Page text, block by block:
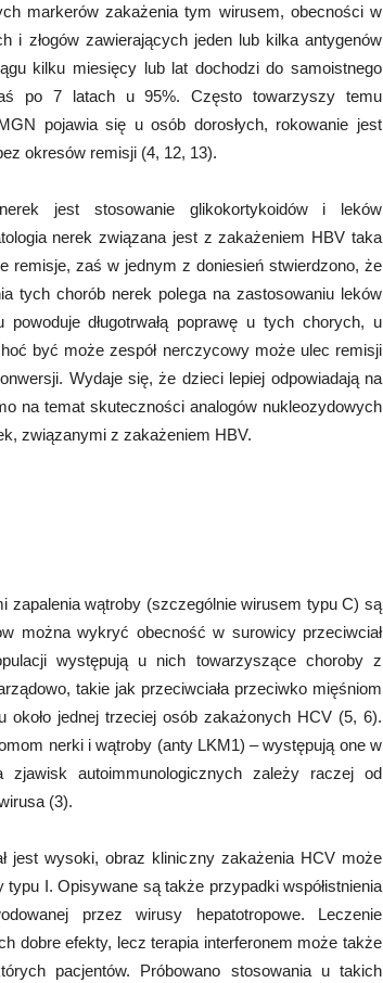
markerów zakażenia tym wirusem, obecności w
i złogów zawierających jeden lub kilka antygenów
kilku miesięcy lub lat dochodzi do samoistnego
po 7 latach u 95%. Często towarzyszy temu
pojawia się u osób dorosłych, rokowanie jest
okresów remisji (4, 12, 13).
jest stosowanie glikokortykoidów i leków
nerek związana jest z zakażeniem HBV taka
remisje, zaś w jednym z doniesień stwierdzono, że
tych chorób nerek polega na zastosowaniu leków
długotrwałą poprawę u tych chorych, u
być może zespół nerczycowy może ulec remisji
Wydaje się, że dzieci lepiej odpowiadają na
na temat skuteczności analogów nukleozydowych
związanymi z zakażeniem HBV.
wątroby (szczególnie wirusem typu C) są
można wykryć obecność w surowicy przeciwciał
występują u nich towarzyszące choroby z
takie jak przeciwciała przeciwko mięśniom
około jednej trzeciej osób zakażonych HCV (5, 6).
nerki i wątroby (anty LKM1) – występują one w
autoimmunologicznych zależy raczej od
(3).
jest wysoki, obraz kliniczny zakażenia HCV może
I. Opisywane są także przypadki współistnienia
przez wirusy hepatotropowe. Leczenie
dobre efekty, lecz terapia interferonem może także
pacjentów. Próbowano stosowania u takich